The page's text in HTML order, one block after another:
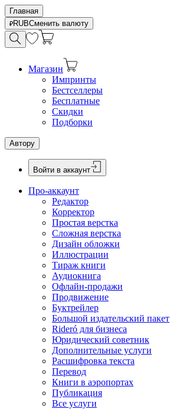
Главная
RUBСменить валюту
Магазин
Импринты
Бестселлеры
Бесплатные
Скидки
Подборки
Автору
Войти в аккаунт
Про-аккаунт
Редактор
Корректор
Простая верстка
Сложная верстка
Дизайн обложки
Иллюстрации
Тираж книги
Аудиокнига
Офлайн-продажи
Продвижение
Буктрейлер
Большой издательский пакет
Rideró для бизнеса
Юридический советник
Дополнительные услуги
Расшифровка текста
Перевод
Книги в аэропортах
Публикация
Все услуги